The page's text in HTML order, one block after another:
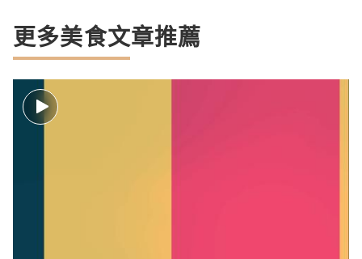
更多美食文章推薦